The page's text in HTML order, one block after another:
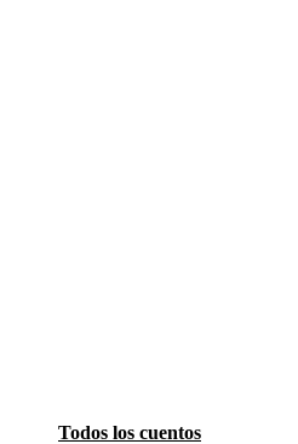
Todos los cuentos